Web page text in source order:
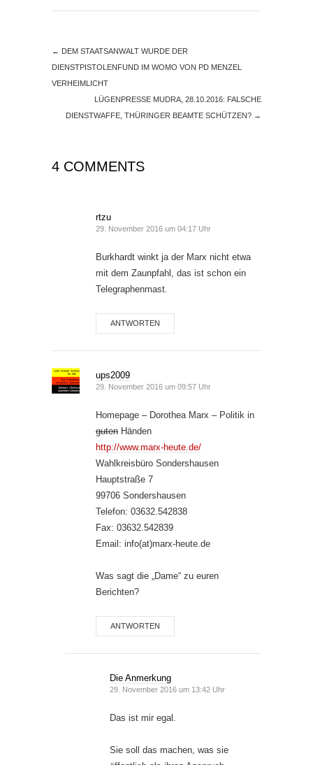
← DEM STAATSANWALT WURDE DER
DIENSTPISTOLENFUND IM WOMO VON PD MENZEL
VERHEIMLICHT
LÜGENPRESSE MUDRA, 28.10.2016: FALSCHE
DIENSTWAFFE, THÜRINGER BEAMTE SCHÜTZEN? →
4 COMMENTS
rtzu
29. November 2016 um 04:17 Uhr
Burkhardt winkt ja der Marx nicht etwa
mit dem Zaunpfahl, das ist schon ein
Telegraphenmast.
ANTWORTEN
ups2009
29. November 2016 um 09:57 Uhr
Homepage – Dorothea Marx – Politik in
guten Händen
http://www.marx-heute.de/
Wahlkreisbüro Sondershausen
Hauptstraße 7
99706 Sondershausen
Telefon: 03632.542838
Fax: 03632.542839
Email: info(at)marx-heute.de
Was sagt die „Dame“ zu euren
Berichten?
ANTWORTEN
Die Anmerkung
29. November 2016 um 13:42 Uhr
Das ist mir egal.
Sie soll das machen, was sie